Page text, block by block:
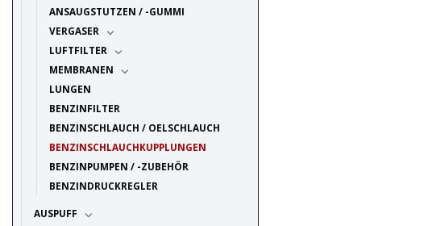
ANSAUGSTUTZEN / -GUMMI
VERGASER
LUFTFILTER
MEMBRANEN
LUNGEN
BENZINFILTER
BENZINSCHLAUCH / OELSCHLAUCH
BENZINSCHLAUCHKUPPLUNGEN
BENZINPUMPEN / -ZUBEHÖR
BENZINDRUCKREGLER
AUSPUFF